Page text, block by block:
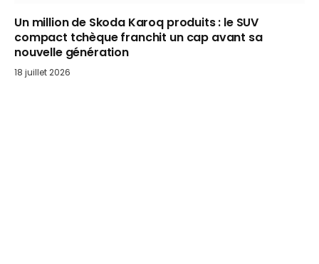
Un million de Skoda Karoq produits : le SUV
compact tchèque franchit un cap avant sa
nouvelle génération
18 juillet 2026